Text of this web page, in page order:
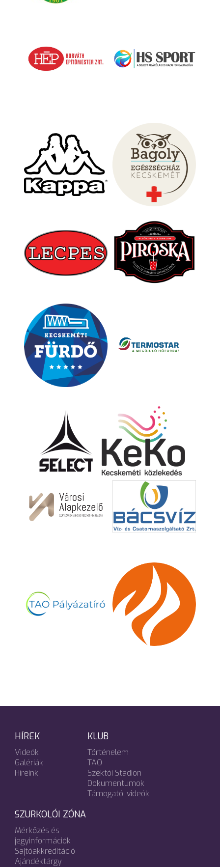
HÍREK
Videók
Galériák
Híreink
KLUB
Történelem
TAO
Széktói Stadion
Dokumentumok
Támogatói videók
SZURKOLÓI ZÓNA
Mérkőzés és
jegyinformációk
Sajtóakkreditáció
Ajándéktárgy